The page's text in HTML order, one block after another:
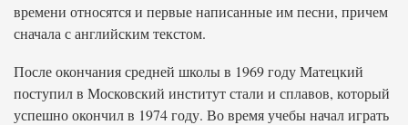
времени относятся и первые написанные им песни, причем
сначала с английским текстом.
После окончания средней школы в 1969 году Матецкий
поступил в Московский институт стали и сплавов, который
успешно окончил в 1974 году. Во время учебы начал играть